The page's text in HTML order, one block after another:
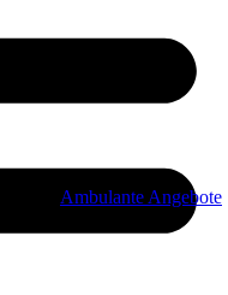
Ambulante Angebote